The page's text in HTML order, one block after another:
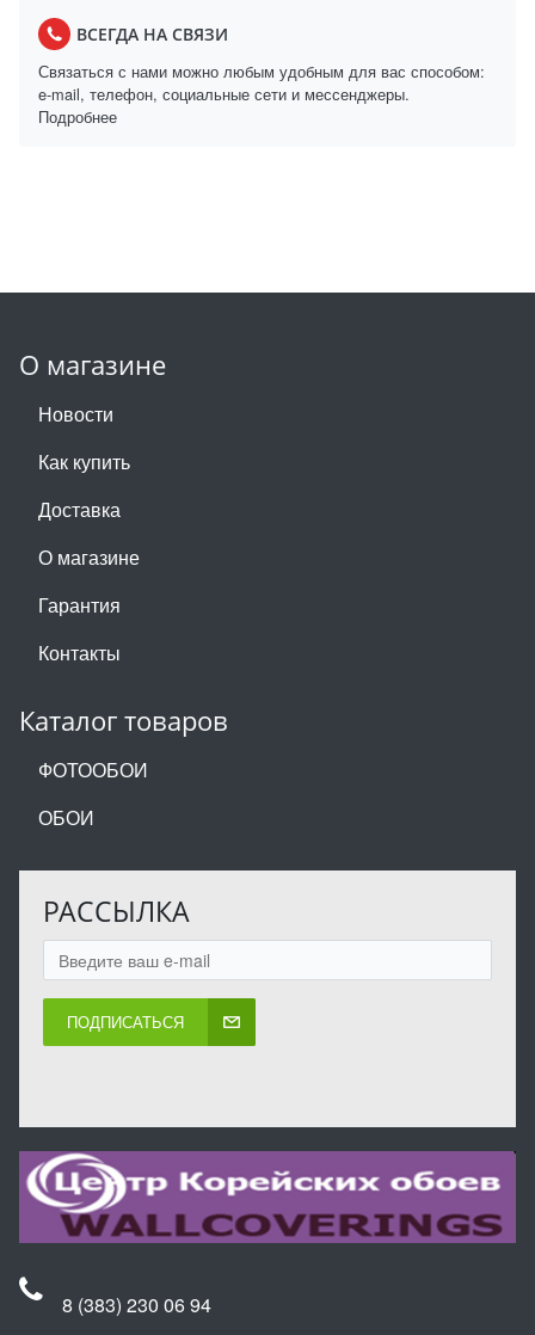
ВСЕГДА НА СВЯЗИ
Связаться с нами можно любым удобным для вас способом:
e-mail, телефон, социальные сети и мессенджеры.
Подробнее
О магазине
Новости
Как купить
Доставка
О магазине
Гарантия
Контакты
Каталог товаров
ФОТООБОИ
ОБОИ
РАССЫЛКА
ПОДПИСАТЬСЯ
8 (383) 230 06 94